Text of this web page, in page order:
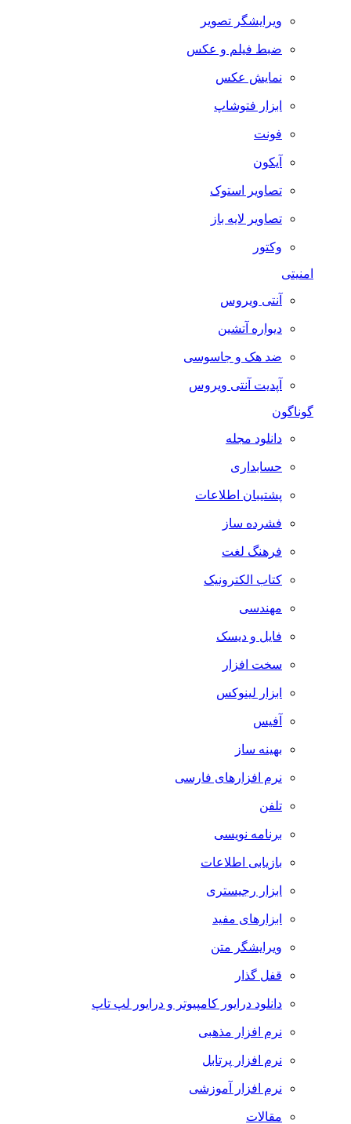
ویرایشگر تصویر
ضبط فيلم و عكس
نمایش عکس
ابزار فتوشاپ
فونت
آیکون
تصاویر استوک
تصاویر لایه باز
وکتور
امنیتی
آنتی ویروس
دیواره آتشین
ضد هک و جاسوسی
آپدیت آنتی ویروس
گوناگون
دانلود مجله
حسابداری
پشتیبان اطلاعات
فشرده ساز
فرهنگ لغت
کتاب الکترونیک
مهندسی
فایل و دیسک
سخت افزار
ابزار لینوکس
آفیس
بهینه ساز
نرم افزارهای فارسی
تلفن
برنامه نویسی
بازیابی اطلاعات
ابزار رجیستری
ابزارهای مفید
ویرایشگر متن
قفل گذار
دانلود درایور کامپیوتر و درایور لپ تاپ
نرم افزار مذهبی
نرم افزار پرتابل
نرم افزار آموزشی
مقالات